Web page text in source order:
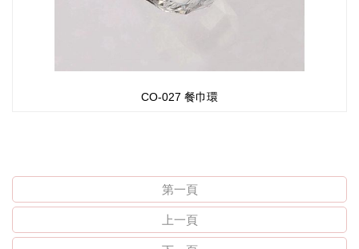
CO-027 餐巾環
第一頁
上一頁